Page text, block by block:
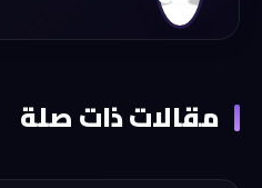
مقالات ذات صلة